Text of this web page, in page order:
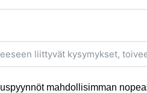
mahdollisimman